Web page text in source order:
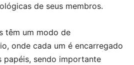
de seus membros.
têm um modo de
onde cada um é encarregado
papéis, sendo importante